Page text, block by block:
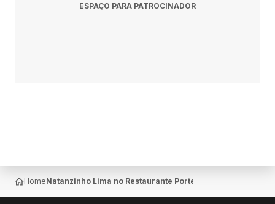
ESPAÇO PARA PATROCINADOR
HomeNatanzinho Lima no Restaurante Porteira Velha — Betim